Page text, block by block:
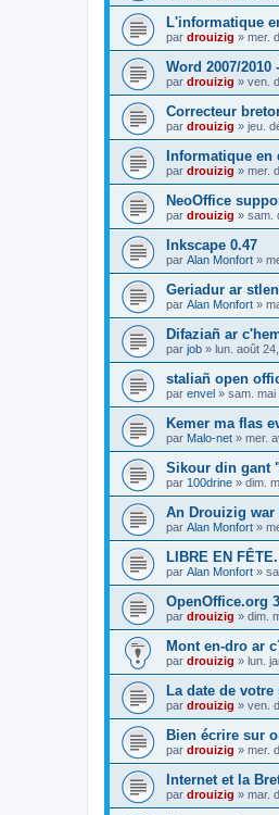
L'informatique
par drouizig » mer.
Word 2007/
par drouizig » ven.
Correcteur
par drouizig » jeu.
Informatique
par drouizig » mer.
NeoOffice
par drouizig » sam.
Inkscape 0.47
par Alan Monfort »
Geriadur ar
par Alan Monfort »
Difaziañ ar
par job » lun. août
staliañ open
par envel » sam. mai
Kemer ma flas
par Malo-net » mer.
Sikour din gant
par 100drine » dim.
An Drouizig war
par Alan Monfort »
LIBRE EN
par Alan Monfort »
OpenOffice.org
par drouizig » dim.
Mont en-dro ar
par drouizig » lun.
La date de
par drouizig » ven.
Bien écrire sur
par drouizig » mer.
Internet et la
par drouizig » mar.